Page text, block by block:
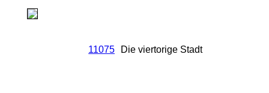
11075 Die viertorige Stadt